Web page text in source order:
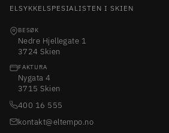
ELSYKKELSPESIALISTEN I SKIEN
BESØK
Nedre Hjellegate 1
3724 Skien
FAKTURA
Nygata 4
3715 Skien
400 16 555
kontakt@eltempo.no